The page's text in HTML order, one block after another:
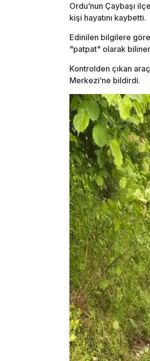
Ordu’nun Çaybaşı
kişi hayatını kaybetti.
Edinilen bilgilere
"patpat" olarak
Kontrolden çıkan
Merkezi’ne bildirdi.